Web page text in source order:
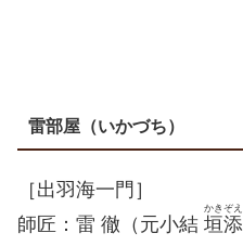
雷部屋（いかづち）
［出羽海一門］
師匠：雷 徹（元小結 垣添
かきぞえ